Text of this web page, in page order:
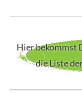
Hier bekommst
die Liste